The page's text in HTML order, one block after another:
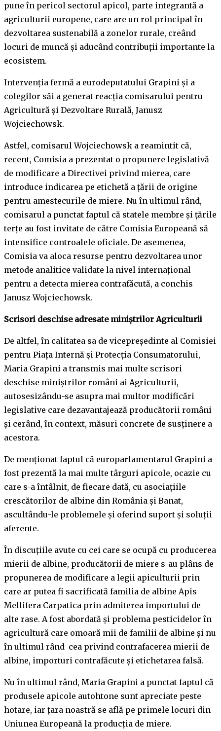
pune în pericol sectorul apicol, parte integrantă a
agriculturii europene, care are un rol principal în
dezvoltarea sustenabilă a zonelor rurale, creând
locuri de muncă și aducând contribuții importante la
ecosistem.
Intervenția fermă a eurodeputatului Grapini și a
colegilor săi a generat reacția comisarului pentru
Agricultură și Dezvoltare Rurală, Janusz
Wojciechowsk.
Astfel, comisarul Wojciechowsk a reamintit că,
recent, Comisia a prezentat o propunere legislativă
de modificare a Directivei privind mierea, care
introduce indicarea pe etichetă a țării de origine
pentru amestecurile de miere. Nu în ultimul rând,
comisarul a punctat faptul că statele membre și țările
terțe au fost invitate de către Comisia Europeană să
intensifice controalele oficiale. De asemenea,
Comisia va aloca resurse pentru dezvoltarea unor
metode analitice validate la nivel internațional
pentru a detecta mierea contrafăcută, a conchis
Janusz Wojciechowsk.
Scrisori deschise adresate miniștrilor Agriculturii
De altfel, în calitatea sa de vicepreședinte al Comisiei
pentru Piața Internă și Protecția Consumatorului,
Maria Grapini a transmis mai multe scrisori
deschise miniștrilor români ai Agriculturii,
autosesizându-se asupra mai multor modificări
legislative care dezavantajează producătorii români
și cerând, în context, măsuri concrete de susținere a
acestora.
De menționat faptul că europarlamentarul Grapini a
fost prezentă la mai multe târguri apicole, ocazie cu
care s-a întâlnit, de fiecare dată, cu asociațiile
crescătorilor de albine din România și Banat,
ascultându-le problemele și oferind suport și soluții
aferente.
În discuțiile avute cu cei care se ocupă cu producerea
mierii de albine, producătorii de miere s-au plâns de
propunerea de modificare a legii apiculturii prin
care ar putea fi sacrificată familia de albine Apis
Mellifera Carpatica prin admiterea importului de
alte rase. A fost abordată și problema pesticidelor în
agricultură care omoară mii de familii de albine și nu
în ultimul rând cea privind contrafacerea mierii de
albine, importuri contrafăcute și etichetarea falsă.
Nu în ultimul rând, Maria Grapini a punctat faptul că
produsele apicole autohtone sunt apreciate peste
hotare, iar țara noastră se află pe primele locuri din
Uniunea Europeană la producția de miere.